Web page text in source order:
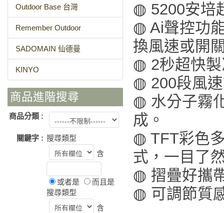
Outdoor Base 台灣
Remember Outdoor
SADOMAIN 仙德曼
KINYO
商品進階搜尋
商品分類 :
關鍵字 : 搜尋類型
含
或者是
而且是
搜尋類型
含
◍ 5200安培
◍ Ai聲控功
換風速或開
◍ 2秒超快製
◍ 200段風
◍ 水分子霧
成。
◍ TFT彩色
式，一目了
◍ 摺疊好攜
◍ 可調節質